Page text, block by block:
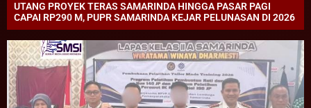
UTANG PROYEK TERAS SAMARINDA HINGGA PASAR PAGI
CAPAI RP290 M, PUPR SAMARINDA KEJAR PELUNASAN DI 2026